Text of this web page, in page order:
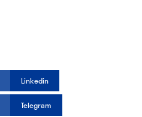
Linkedin
Telegram